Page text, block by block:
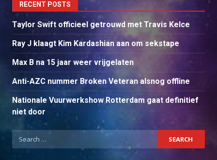
RECENT POSTS
Taylor Swift officieel getrouwd met Travis Kelce
Ray J klaagt Kim Kardashian aan om sekstape
Max B na 15 jaar weer vrijgelaten
Anti-AZC nummer Broken Veteran alsnog offline
Nationale Vuurwerkshow Rotterdam gaat definitief
niet door
Search
for: